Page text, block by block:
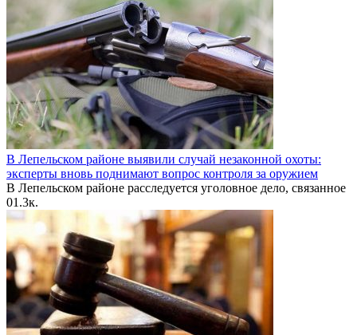
В Лепельском районе выявили случай незаконной охоты:
эксперты вновь поднимают вопрос контроля за оружием
В Лепельском районе расследуется уголовное дело, связанное
01.3к.